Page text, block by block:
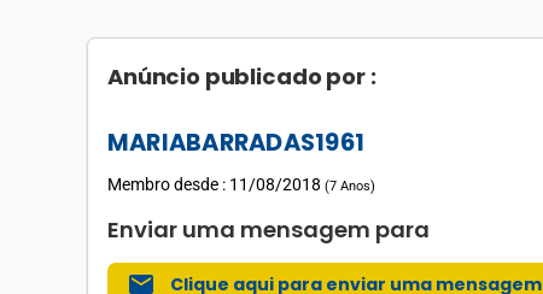
Anúncio publicado por :
MARIABARRADAS1961
Membro desde : 11/08/2018 (7 Anos)
Enviar uma mensagem para
mail Clique aqui para enviar uma mensagem